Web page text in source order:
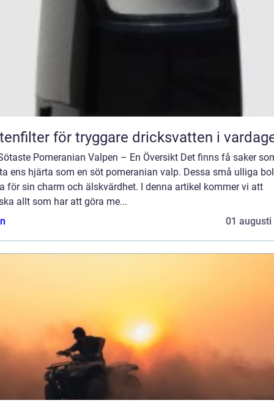
för tryggare dricksvatten i
Pomeranian Valpen – En Översikt Det finns få saker
ens hjärta som en söt pomeranian valp. Dessa små ulliga
för sin charm och älskvärdhet. I denna artikel kommer vi att
allt som har att göra me...
01 augusti